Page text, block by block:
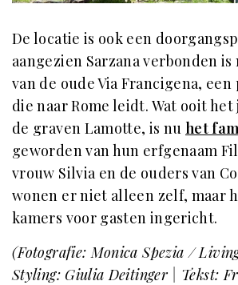
De locatie is ook een
aangezien Sarzana verbonden
van de oude Via Francigena,
die naar Rome leidt. Wat ooit
de graven Lamotte, is nu het
geworden van hun erfgenaam
vrouw Silvia en de ouders van
wonen er niet alleen zelf, maar
kamers voor gasten ingericht.
(Fotografie: Monica Spezia /
Styling: Giulia Deitinger | Tekst: